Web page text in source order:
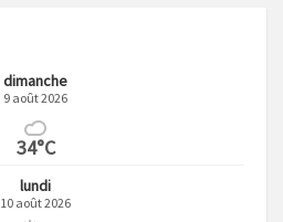
dimanche
9 août 2026
34°C
lundi
10 août 2026